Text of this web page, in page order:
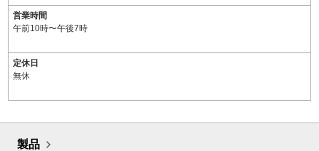
営業時間
午前10時〜午後7時
定休日
無休
製品